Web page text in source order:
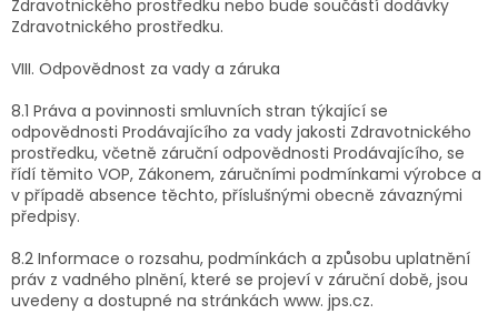
Zdravotnického prostředku nebo bude součástí dodávky
Zdravotnického prostředku.
VIII. Odpovědnost za vady a záruka
8.1 Práva a povinnosti smluvních stran týkající se
odpovědnosti Prodávajícího za vady jakosti Zdravotnického
prostředku, včetně záruční odpovědnosti Prodávajícího, se
řídí těmito VOP, Zákonem, záručními podmínkami výrobce a
v případě absence těchto, příslušnými obecně závaznými
předpisy.
8.2 Informace o rozsahu, podmínkách a způsobu uplatnění
práv z vadného plnění, které se projeví v záruční době, jsou
uvedeny a dostupné na stránkách www. jps.cz.